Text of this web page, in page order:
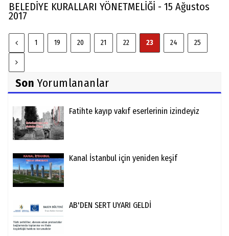
BELEDİYE KURALLARI YÖNETMELİĞİ - 15 Ağustos
2017
1 19 20 21 22 23 24 25
Son Yorumlananlar
Fatihte kayıp vakıf eserlerinin izindeyiz
Kanal İstanbul için yeniden keşif
AB'DEN SERT UYARI GELDİ